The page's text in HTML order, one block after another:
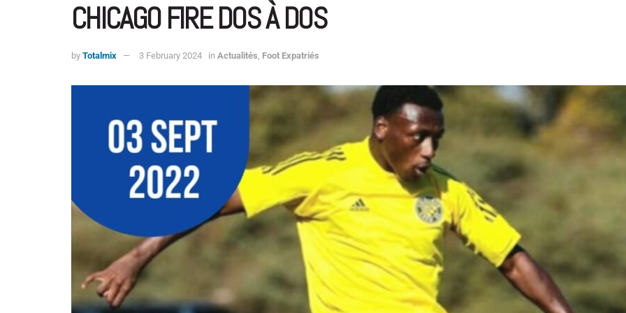
CHICAGO FIRE DOS À DOS
by Totalmix 3 February 2024 in Actualités Foot Expatriés